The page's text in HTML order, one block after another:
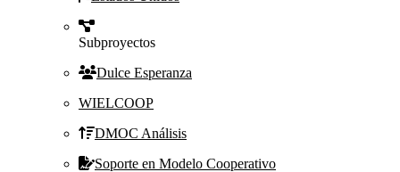
Subproyectos
Dulce Esperanza
WIELCOOP
DMOC Análisis
Soporte en Modelo Cooperativo